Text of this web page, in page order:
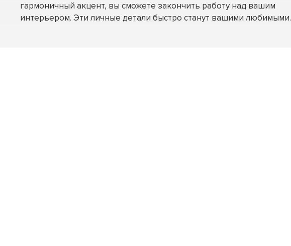
гармоничный акцент, вы сможете закончить работу над вашим
интерьером. Эти личные детали быстро станут вашими любимыми.